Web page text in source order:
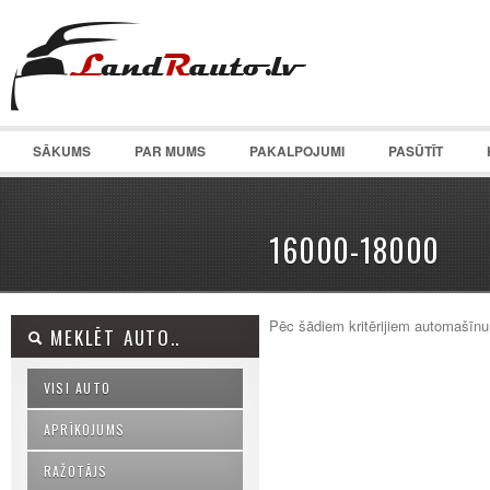
SĀKUMS PAR MUMS PAKALPOJUMI PASŪTĪT
16000-18000
MEKLĒT AUTO..
VISI AUTO
APRĪKOJUMS
RAŽOTĀJS
Pēc šādiem kritērijiem